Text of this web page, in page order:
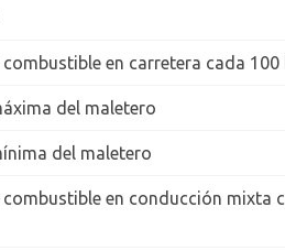
en carretera cada 100
del maletero
del maletero
combustible en conducción mixta